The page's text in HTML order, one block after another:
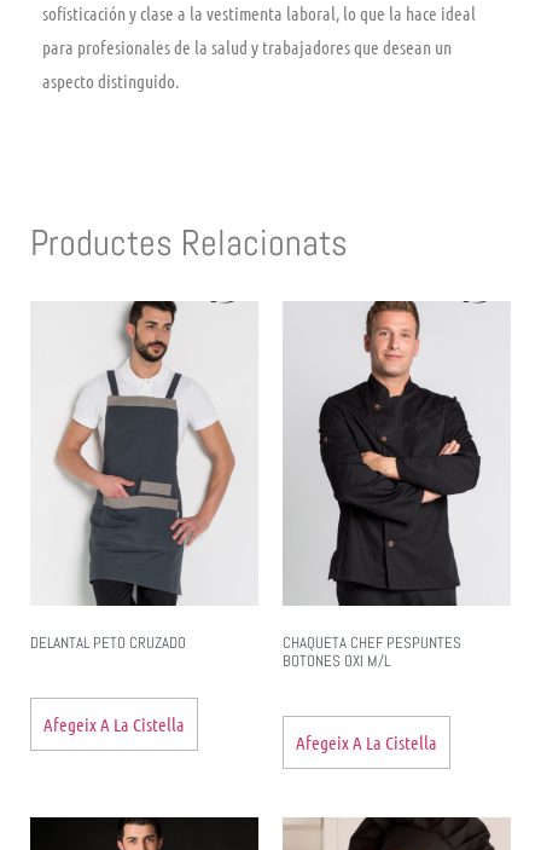
sofisticación y clase a la vestimenta laboral, lo que la hace ideal
para profesionales de la salud y trabajadores que desean un
aspecto distinguido.
Productes Relacionats
DELANTAL PETO CRUZADO
Afegeix A La Cistella
CHAQUETA CHEF PESPUNTES
BOTONES OXI M/L
Afegeix A La Cistella